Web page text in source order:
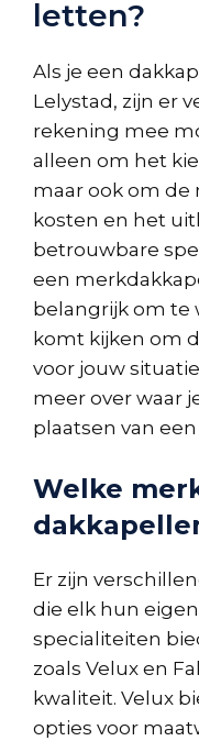
letten?
Als je een
Lelystad, zijn er
rekening mee
alleen om het
maar ook om
kosten en het
betrouwbare
een
belangrijk om te
komt kijken om
voor jouw
meer over waar
plaatsen van
Welke
Er zijn
die elk hun
specialiteiten
zoals Velux en
kwaliteit. Velux
opties voor